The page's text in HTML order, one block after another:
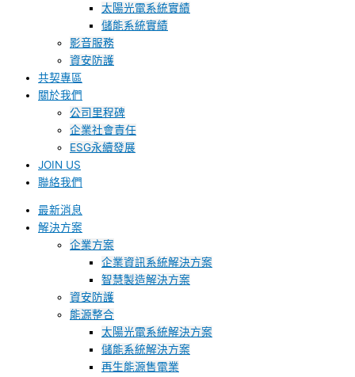
太陽光電系統實績
儲能系統實績
影音服務
資安防護
共契專區
關於我們
公司里程碑
企業社會責任
ESG永續發展
JOIN US
聯絡我們
最新消息
解決方案
企業方案
企業資訊系統解決方案
智慧製造解決方案
資安防護
能源整合
太陽光電系統解決方案
儲能系統解決方案
再生能源售電業